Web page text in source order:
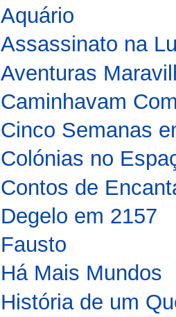
Aquário
Assassinato na
Aventuras
Caminhavam
Cinco Semanas
Colónias no
Contos de
Degelo em 2157
Fausto
Há Mais Mundos
História de um